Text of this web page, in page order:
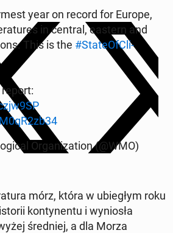
year on record for Europe,
in central, eastern and
This is the #Sta­te­Of­Cli­
report:
Or­ga­ni­za­tion (@WMO)
mórz, która w ubiegłym roku
kon­ty­nen­tu i wyniosła
śred­niej, a dla Morza